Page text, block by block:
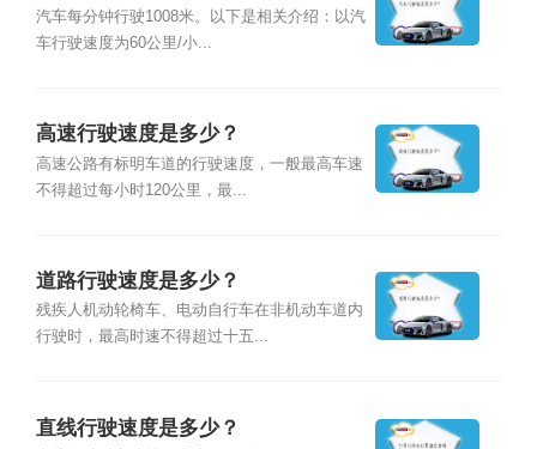
汽车每分钟行驶1008米。以下是相关介绍：以汽
车行驶速度为60公里/小...
高速行驶速度是多少？
高速公路有标明车道的行驶速度，一般最高车速
不得超过每小时120公里，最...
道路行驶速度是多少？
残疾人机动轮椅车、电动自行车在非机动车道内
行驶时，最高时速不得超过十五...
直线行驶速度是多少？